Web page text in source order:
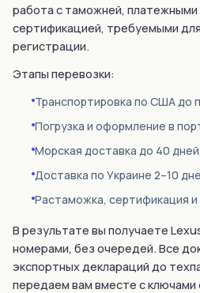
работа с таможней, платежными
сертификацией, требуемыми
регистрации.
Этапы перевозки:
Транспортировка по США до
Погрузка и оформление в
Морская доставка до 40 дней.
Доставка по Украине 2–10
Растаможка, сертификация и
В результате вы получаете
номерами, без очередей. Все
экспортных деклараций до
передаем вам вместе с ключами